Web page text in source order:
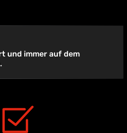
und immer auf dem